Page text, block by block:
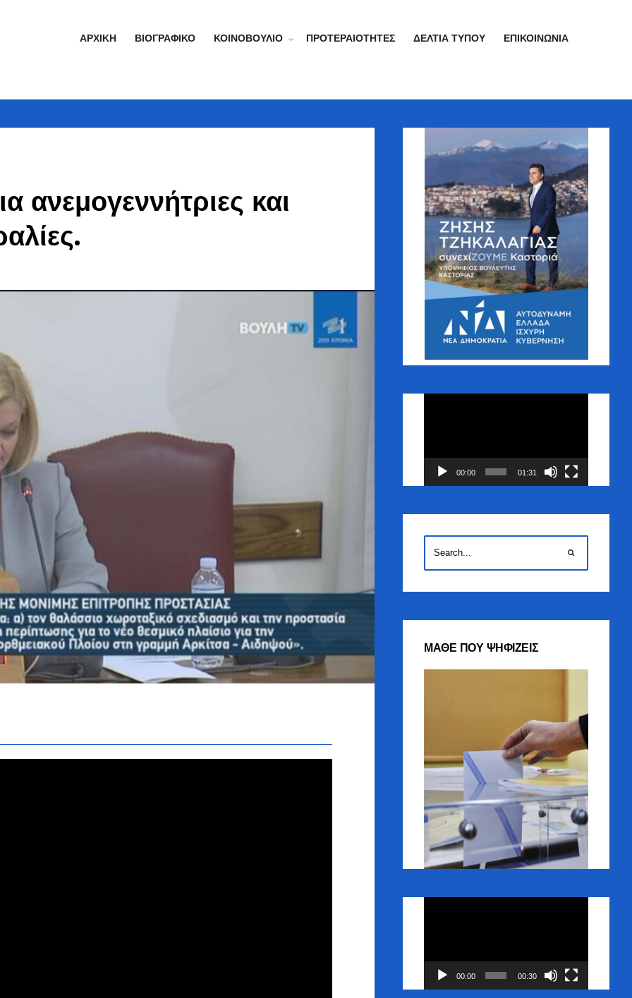
ΑΡΧΙΚΉ ΒΙΟΓΡΑΦΙΚΌ ΚΟΙΝΟΒΟΎΛΙΟ ΠΡΟΤΕΡΑΙΌΤΗΤΕΣ ΔΕΛΤΊΑ ΤΎΠΟΥ ΕΠΙΚΟΙΝΩΝΊΑ
ανεμογεννήτριες και
00:00 01:31
ΜΑΘΕ ΠΟΥ ΨΗΦΙΖΕΙΣ
00:00 00:30